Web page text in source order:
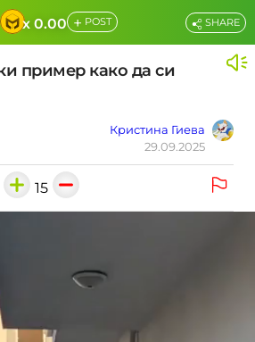
x 0.00 + POST
пример како да си
Кристина Гиева
29.09.2025
SHARE
15